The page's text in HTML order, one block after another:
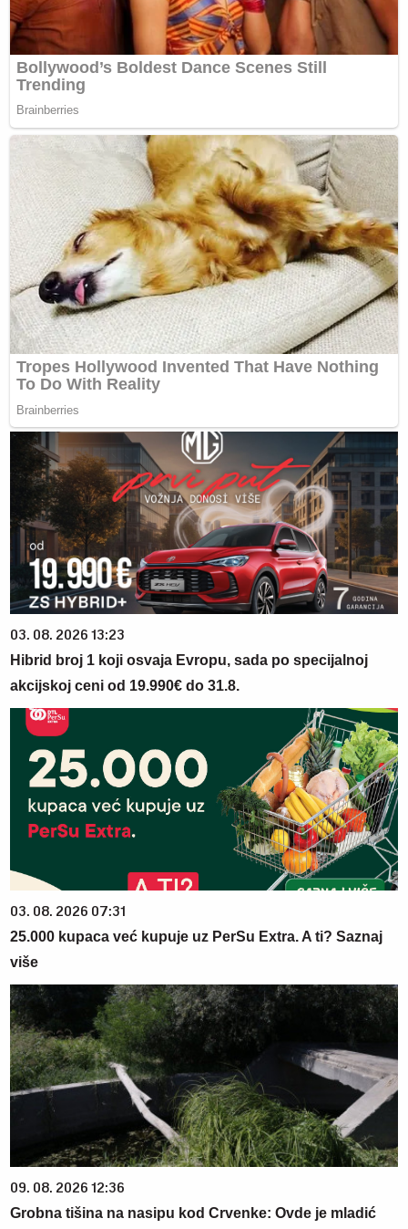
03. 08. 2026 13:23
Hibrid broj 1 koji osvaja Evropu, sada po specijalnoj
akcijskoj ceni od 19.990€ do 31.8.
03. 08. 2026 07:31
25.000 kupaca već kupuje uz PerSu Extra. A ti? Saznaj
više
09. 08. 2026 12:36
Grobna tišina na nasipu kod Crvenke: Ovde je mladić